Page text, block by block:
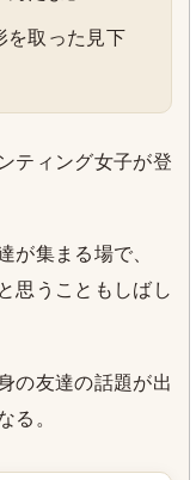
を取った見下
ティング女子が登
が集まる場で、
思うこともしばし
の友達の話題が出
る。